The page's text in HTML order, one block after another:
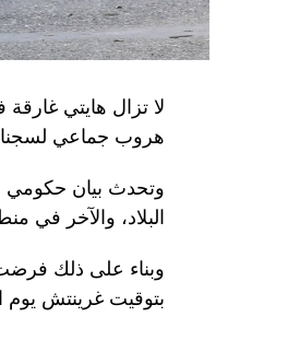
إلى العاصمة
1999، محذّراً من أن بكين «لن تسمح قط بتكرار حدث تاريخي مأسوي كهذا».
واصطحب الرئيس
من زيارة دولة من
ووصل الزعيمان
متراً.
وقصد ماكرون مطعماً
ماكرون هناك هدايا
لا تزال هايتي
هروب جماعي
وتحدث بيان حكومي
البلاد، والآخر في
بتوقيت غرينتش يوم